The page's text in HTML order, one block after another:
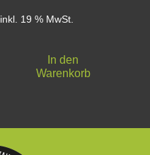
inkl. 19 % MwSt.
In den
Warenkorb